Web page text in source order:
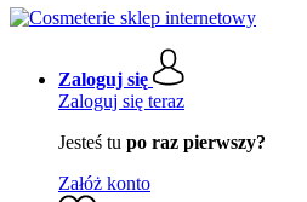
Zaloguj się
Zaloguj się teraz
Jesteś tu po raz pierwszy?
Załóż konto